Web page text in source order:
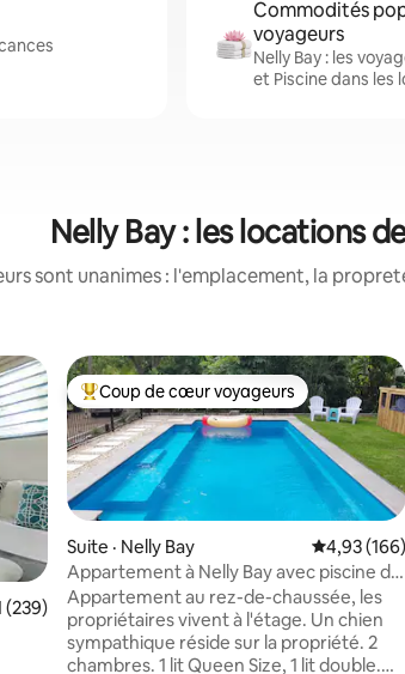
Commodités
voyageurs
Nelly Bay : les
et Piscine dans les
Nelly Bay : les locations
sont unanimes : l'emplacement, la
aimés
de 4,91 sur 5, 239 commentaires
(239)
Coup de cœur voyageurs parmi les plus
Coup de cœur voyageurs
Suite · Nelly Bay Note
4,93 (166)
Appartement à Nelly Bay avec piscine de
magnésium
Appartement au rez-de-chaussée, les
propriétaires vivent à l'étage. Un chien
sympathique réside sur la propriété. 2
chambres. 1 lit Queen Size, 1 lit double.